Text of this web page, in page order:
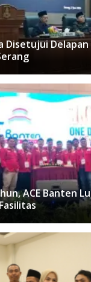
Disetujui Delapan
ACE Banten